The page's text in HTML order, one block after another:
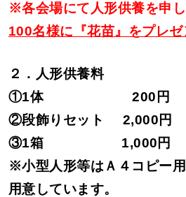
※各会場にて人形供養を申し
100名様に『花苗』をプレゼ
２．人形供養料
①1体
200円
②段飾りセット
2,000円
③1箱
1,000円
※小型人形等はＡ４コピー
用意しています。